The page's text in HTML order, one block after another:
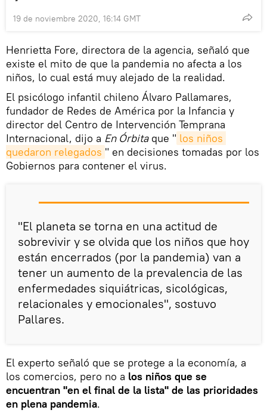
19 de noviembre 2020, 16:14 GMT
Henrietta Fore, directora de la agencia, señaló que
existe el mito de que la pandemia no afecta a los
niños, lo cual está muy alejado de la realidad.
El psicólogo infantil chileno Álvaro Pallamares,
fundador de Redes de América por la Infancia y
director del Centro de Intervención Temprana
Internacional, dijo a En Órbitaque " los niños
quedaron relegados " en decisiones tomadas por los
Gobiernos para contener el virus.
"El planeta se torna en una actitud de
sobrevivir y se olvida que los niños que hoy
están encerrados (por la pandemia) van a
tener un aumento de la prevalencia de las
enfermedades siquiátricas, sicológicas,
relacionales y emocionales", sostuvo
Pallares.
El experto señaló que se protege a la economía, a
los comercios, pero no a los niños que se
encuentran "en el final de la lista" de las prioridades
en plena pandemia.